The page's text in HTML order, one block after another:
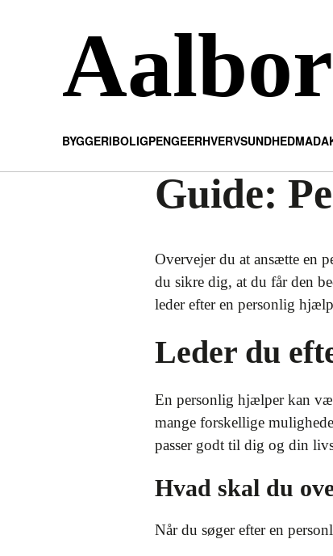
BYGGERIBOLIGPENGEERHVERVSUNDHEDMAD
Guide:
Overvejer du at ansætte en
du sikre dig, at du får den
leder efter en personlig
Leder du
En personlig hjælper kan
mange forskellige
passer godt til dig og din
Hvad skal du
Når du søger efter en